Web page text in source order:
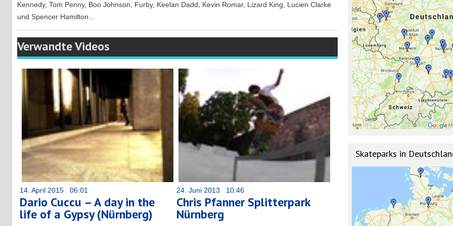
Kennedy, Tom Penny, Boo Johnson, Furby, Keelan Dadd, Kevin Romar, Lizard King, Lucien Clarke
und Spencer Hamilton...
Verwandte Videos
14. April 2015 06:01
Dario Cuccu – A day in the
life of a Gypsy (Nürnberg)
24. Juni 2013 10:46
Chris Pfanner Splitterpark
Nürnberg
Skateparks in